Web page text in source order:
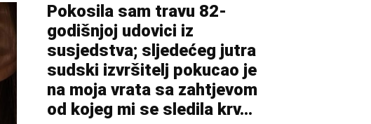
Pokosila sam travu 82-
godišnjoj udovici iz
susjedstva; sljedećeg jutra
sudski izvršitelj pokucao je
na moja vrata sa zahtjevom
od kojeg mi se sledila krv...